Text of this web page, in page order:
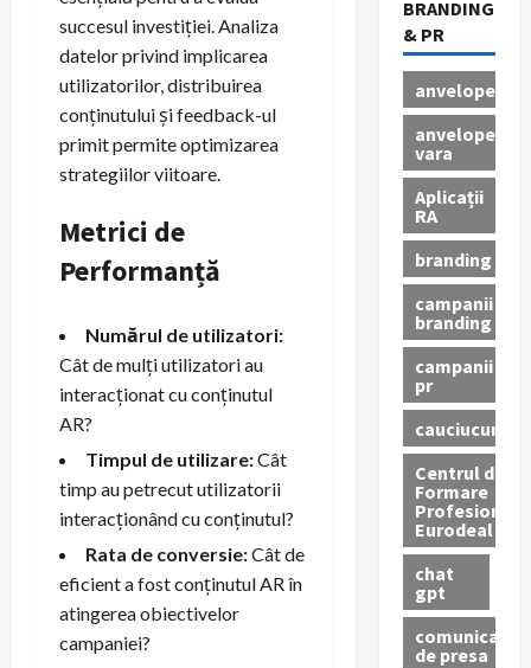
succesul investiției. Analiza
datelor privind implicarea
utilizatorilor, distribuirea
conținutului și feedback-ul
primit permite optimizarea
strategiilor viitoare.
Metrici de
Performanță
Numărul de utilizatori:
Cât de mulți utilizatori au
interacționat cu conținutul
AR?
Timpul de utilizare:Cât
timp au petrecut utilizatorii
interacționând cu conținutul?
Rata de conversie:Cât de
eficient a fost conținutul AR în
atingerea obiectivelor
campaniei?
BRANDING
& PR
anvelope
anvelope
vara
Aplicații
RA
branding
campanii
branding
campanii
pr
cauciucuri
Centrul de
Formare
Profesionala
Eurodeal
chat
gpt
comunicat
de presa